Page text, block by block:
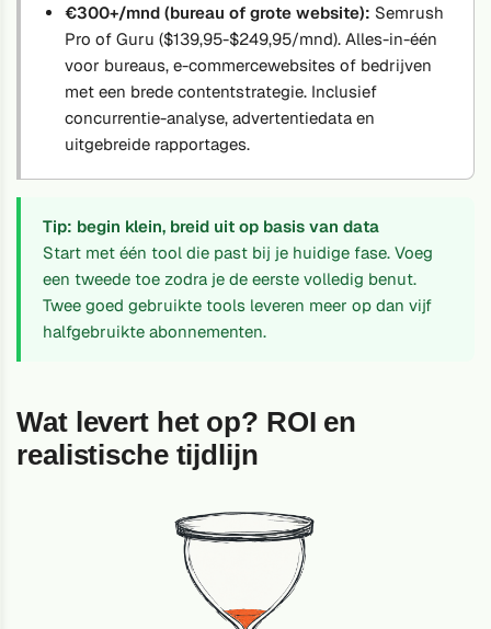
€300+/mnd (bureau of grote website): Semrush
Pro of Guru ($139,95-$249,95/mnd). Alles-in-één
voor bureaus, e-commercewebsites of bedrijven
met een brede contentstrategie. Inclusief
concurrentie-analyse, advertentiedata en
uitgebreide rapportages.
Tip: begin klein, breid uit op basis van data
Start met één tool die past bij je huidige fase. Voeg
een tweede toe zodra je de eerste volledig benut.
Twee goed gebruikte tools leveren meer op dan vijf
halfgebruikte abonnementen.
Wat levert het op? ROI en
realistische tijdlijn